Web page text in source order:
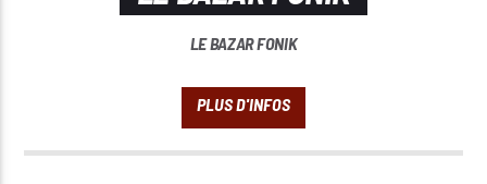
LE BAZAR FONIK